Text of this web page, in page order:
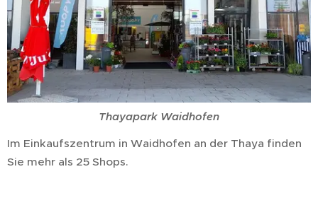
Thayapark Waidhofen
Im Einkaufszentrum in Waidhofen an der Thaya finden
Sie mehr als 25 Shops.